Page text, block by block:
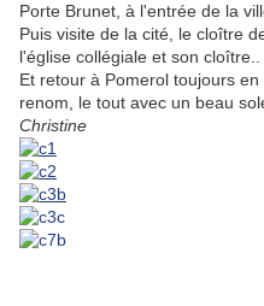
Porte Brunet, à l'entrée de la
Puis visite de la cité, le cloître
l'église collégiale et son cloître..
Et retour à Pomerol toujours
renom, le tout avec un beau
Christine